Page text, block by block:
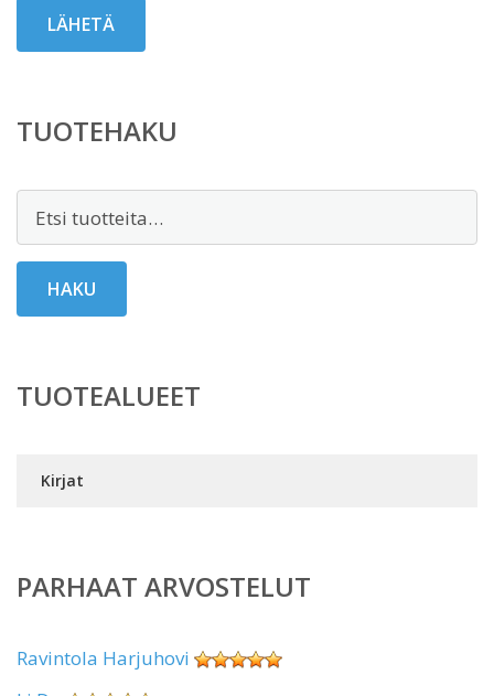
TUOTEHAKU
HAKU
TUOTEALUEET
Kirjat
PARHAAT ARVOSTELUT
Ravintola Harjuhovi